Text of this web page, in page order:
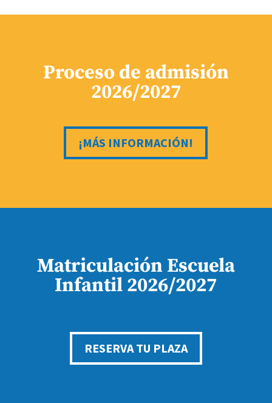
Proceso de admisión
2026/2027
¡MÁS INFORMACIÓN!
Matriculación Escuela
Infantil 2026/2027
RESERVA TU PLAZA